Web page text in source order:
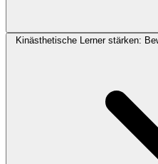
Kinästhetische Lerner stärken: